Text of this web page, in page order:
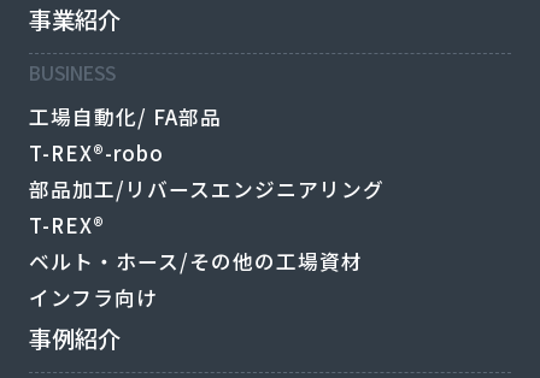
事業紹介
BUSINESS
工場自動化/ FA部品
T-REX®-robo
部品加工/リバースエンジニアリング
T-REX®
ベルト・ホース/その他の工場資材
インフラ向け
事例紹介